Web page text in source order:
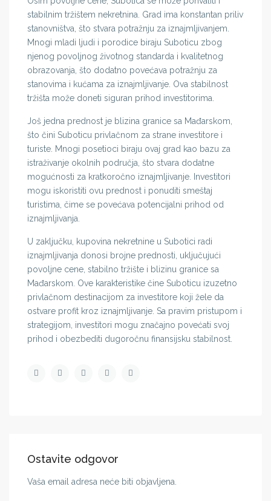
stabilnim tržištem nekretnina. Grad ima konstantan priliv
stanovništva, što stvara potražnju za iznajmljivanjem.
Mnogi mladi ljudi i porodice biraju Suboticu zbog
njenog povoljnog životnog standarda i kvalitetnog
obrazovanja, što dodatno povećava potražnju za
stanovima i kućama za iznajmljivanje. Ova stabilnost
tržišta može doneti siguran prihod investitorima.
Još jedna prednost je blizina granice sa Mađarskom,
što čini Suboticu privlačnom za strane investitore i
turiste. Mnogi posetioci biraju ovaj grad kao bazu za
istraživanje okolnih područja, što stvara dodatne
mogućnosti za kratkoročno iznajmljivanje. Investitori
mogu iskoristiti ovu prednost i ponuditi smeštaj
turistima, čime se povećava potencijalni prihod od
iznajmljivanja.
U zaključku, kupovina nekretnine u Subotici radi
iznajmljivanja donosi brojne prednosti, uključujući
povoljne cene, stabilno tržište i blizinu granice sa
Mađarskom. Ove karakteristike čine Suboticu izuzetno
privlačnom destinacijom za investitore koji žele da
ostvare profit kroz iznajmljivanje. Sa pravim pristupom i
strategijom, investitori mogu značajno povećati svoj
prihod i obezbediti dugoročnu finansijsku stabilnost.
Ostavite odgovor
Vaša email adresa neće biti objavljena.